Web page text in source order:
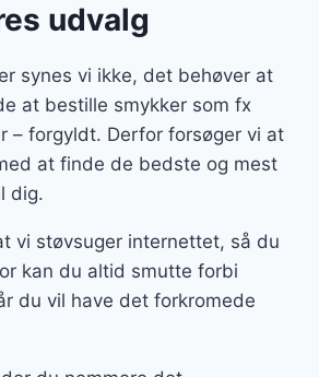
udvalg
synes vi ikke, det behøver at
at bestille smykker som fx
– forgyldt. Derfor forsøger vi at
at finde de bedste og mest
dig.
vi støvsuger internettet, så du
kan du altid smutte forbi
du vil have det forkromede